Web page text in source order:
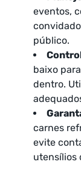
eventos,
público.
baixo
dentro.
carnes
evite
utensílios